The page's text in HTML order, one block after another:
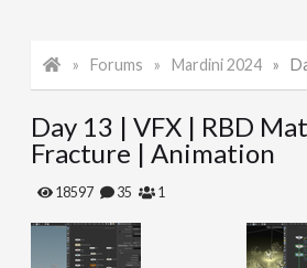
l
e
Forums Mardini 2024 Day 13
Day 13 | VFX | RBD
Fracture | Animation
18597 35 1